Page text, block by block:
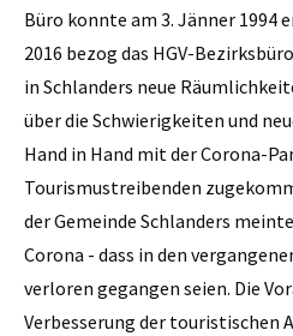
Büro konnte am 3. Jänner 1994
2016 bezog das HGV-
in Schlanders neue
über die Schwierigkeiten und
Hand in Hand mit der Corona-
Tourismustreibenden
der Gemeinde Schlanders
Corona - dass in den
verloren gegangen seien. Die
Verbesserung der touristischen